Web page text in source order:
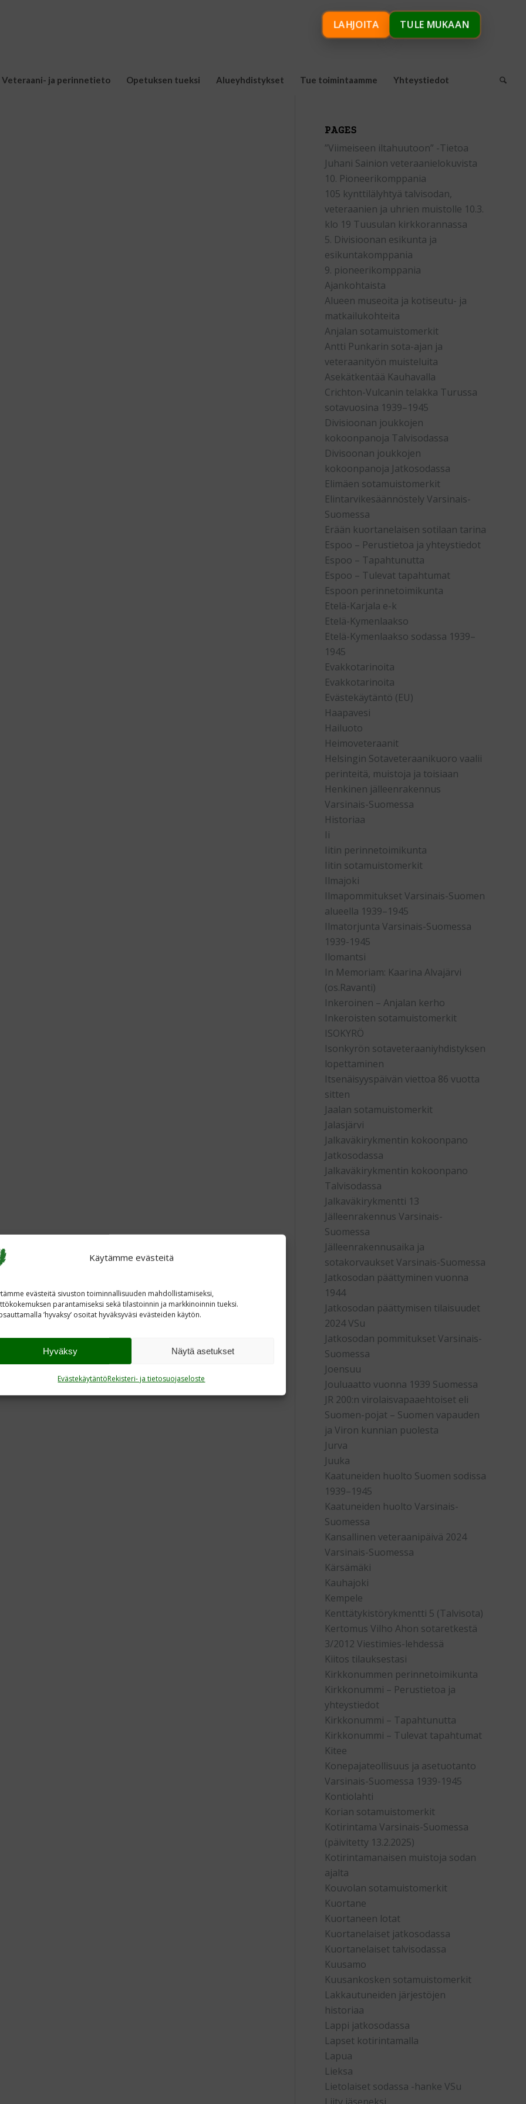
Käytämme evästeitä
evästeitä sivuston toiminnallisuuden mahdollistamiseksi,
parantamiseksi sekä tilastoinnin ja markkinoinnin tueksi.
’hyvaksy’ osoitat hyväksyväsi evästeiden käytön.
Hyväksy Näytä asetukset
EvästekäytäntöRekisteri- ja tietosuojaseloste
Veteraani- ja perinnetieto Opetuksen tueksi Alueyhdistykset Tue toimintaamme Yhteystiedot
PAGES
”Viimeiseen iltahuutoon” -Tietoa
Juhani Sainion veteraanielokuvista
10. Pioneerikomppania
105 kynttilälyhtyä talvisodan,
veteraanien ja uhrien muistolle 10.3.
klo 19 Tuusulan kirkkorannassa
5. Divisioonan esikunta ja
esikuntakomppania
9. pioneerikomppania
Ajankohtaista
Alueen museoita ja kotiseutu- ja
matkailukohteita
Anjalan sotamuistomerkit
Antti Punkarin sota-ajan ja
veteraanityön muisteluita
Asekätkentää Kauhavalla
Crichton-Vulcanin telakka Turussa
sotavuosina 1939–1945
Divisioonan joukkojen
kokoonpanoja Talvisodassa
Divisoonan joukkojen
kokoonpanoja Jatkosodassa
Elimäen sotamuistomerkit
Elintarvikesäännöstely Varsinais-
Suomessa
Erään kuortanelaisen sotilaan tarina
Espoo – Perustietoa ja yhteystiedot
Espoo – Tapahtunutta
Espoo – Tulevat tapahtumat
Espoon perinnetoimikunta
Etelä-Karjala e-k
Etelä-Kymenlaakso
Etelä-Kymenlaakso sodassa 1939–
1945
Evakkotarinoita
Evakkotarinoita
Evästekäytäntö (EU)
Haapavesi
Hailuoto
Heimoveteraanit
Helsingin Sotaveteraanikuoro vaalii
perinteitä, muistoja ja toisiaan
Henkinen jälleenrakennus
Varsinais-Suomessa
Historiaa
Ii
Iitin perinnetoimikunta
Iitin sotamuistomerkit
Ilmajoki
Ilmapommitukset Varsinais-Suomen
alueella 1939–1945
Ilmatorjunta Varsinais-Suomessa
1939-1945
Ilomantsi
In Memoriam: Kaarina Alvajärvi
(os.Ravanti)
Inkeroinen – Anjalan kerho
Inkeroisten sotamuistomerkit
ISOKYRÖ
Isonkyrön sotaveteraaniyhdistyksen
lopettaminen
Itsenäisyyspäivän viettoa 86 vuotta
sitten
Jaalan sotamuistomerkit
Jalasjärvi
Jalkaväkirykmentin kokoonpano
Jatkosodassa
Jalkaväkirykmentin kokoonpano
Talvisodassa
Jalkaväkirykmentti 13
Jälleenrakennus Varsinais-
Suomessa
Jälleenrakennusaika ja
sotakorvaukset Varsinais-Suomessa
Jatkosodan päättyminen vuonna
1944
Jatkosodan päättymisen tilaisuudet
2024 VSu
Jatkosodan pommitukset Varsinais-
Suomessa
Joensuu
Jouluaatto vuonna 1939 Suomessa
JR 200:n virolaisvapaaehtoiset eli
Suomen-pojat – Suomen vapauden
ja Viron kunnian puolesta
Jurva
Juuka
Kaatuneiden huolto Suomen sodissa
1939–1945
Kaatuneiden huolto Varsinais-
Suomessa
Kansallinen veteraanipäivä 2024
Varsinais-Suomessa
Kärsämäki
Kauhajoki
Kempele
Kenttätykistörykmentti 5 (Talvisota)
Kertomus Vilho Ahon sotaretkestä
3/2012 Viestimies-lehdessä
Kiitos tilauksestasi
Kirkkonummen perinnetoimikunta
Kirkkonummi – Perustietoa ja
yhteystiedot
Kirkkonummi – Tapahtunutta
Kirkkonummi – Tulevat tapahtumat
Kitee
Konepajateollisuus ja asetuotanto
Varsinais-Suomessa 1939-1945
Kontiolahti
Korian sotamuistomerkit
Kotirintama Varsinais-Suomessa
(päivitetty 13.2.2025)
Kotirintamanaisen muistoja sodan
ajalta
Kouvolan sotamuistomerkit
Kuortane
Kuortaneen lotat
Kuortanelaiset jatkosodassa
Kuortanelaiset talvisodassa
Kuusamo
Kuusankosken sotamuistomerkit
Lakkautuneiden järjestöjen
historiaa
Lappi jatkosodassa
Lapset kotirintamalla
Lapua
Lieksa
Lietolaiset sodassa -hanke VSu
LAHJOITA TULE MUKAAN